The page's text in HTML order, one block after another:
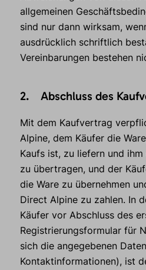
allgemeinen
sind nur dann wirksam,
ausdrücklich schriftlich
Vereinbarungen bestehen
2. Abschluss des
Mit dem Kaufvertrag
Alpine, dem Käufer die
Kaufs ist, zu liefern und
zu übertragen, und der
die Ware zu übernehmen
Direct Alpine zu zahlen. In
Käufer vor Abschluss des
Registrierungsformular für
sich die angegebenen
Kontaktinformationen), ist